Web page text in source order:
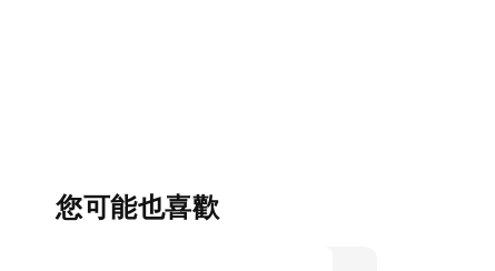
您可能也喜歡